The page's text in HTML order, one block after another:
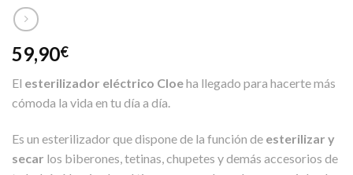
59,90€
El esterilizador eléctrico Cloeha llegado para hacerte más
cómoda la vida en tu día a día.
Es un esterilizador que dispone de la función de esterilizar y
secar los biberones, tetinas, chupetes y demás accesorios de